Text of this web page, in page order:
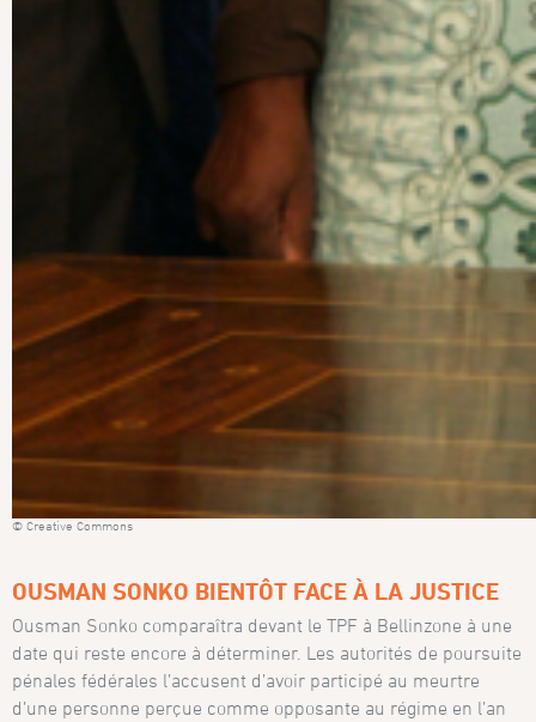
© Creative Commons
OUSMAN SONKO BIENTÔT FACE À LA JUSTICE
Ousman Sonko comparaîtra devant le TPF à Bellinzone à une
date qui reste encore à déterminer. Les autorités de poursuite
pénales fédérales l’accusent d’avoir participé au meurtre
d’une personne perçue comme opposante au régime en l’an